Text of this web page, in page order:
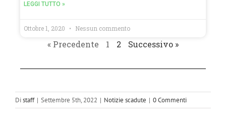
LEGGI TUTTO »
Ottobre 1, 2020 Nessun commento
« Precedente 1 2 Successivo »
Distaff | Settembre 5th, 2022 | Notizie scadute | 0 Commenti